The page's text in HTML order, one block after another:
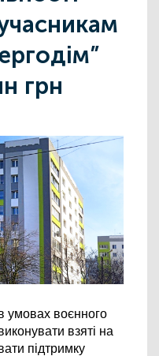
грн
умовах воєнного
взяті на
підтримку